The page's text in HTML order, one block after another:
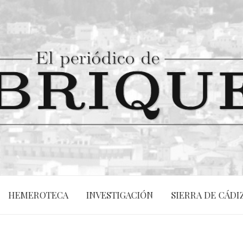
HEMEROTECA INVESTIGACIÓN SIERRA DE